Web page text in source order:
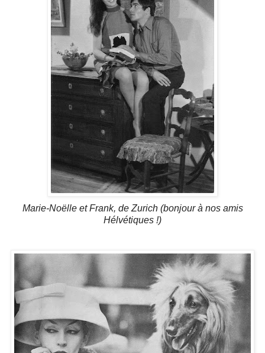
Marie-Noëlle et Frank, de Zurich (bonjour à nos amis
Hélvétiques !)